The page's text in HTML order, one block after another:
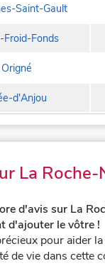
Saint-Gault
Froid-Fonds
Origné
d'Anjou
La Roche-
d'avis sur La
d'ajouter le vôtre !
pour aider
de vie dans cette